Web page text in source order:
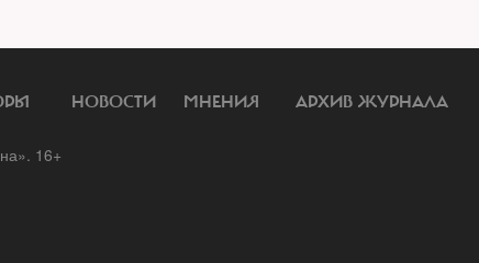
НОВОСТИ МНЕНИЯ АРХИВ ЖУРНАЛА
16+